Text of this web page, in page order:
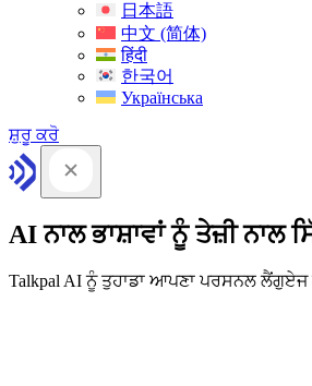
日本語
中文 (简体)
हिंदी
한국어
Українська
ਸ਼ੁਰੂ ਕਰੋ
AI ਨਾਲ ਭਾਸ਼ਾਵਾਂ ਨੂੰ ਤੇਜ਼ੀ ਨਾਲ
Talkpal AI ਨੂੰ ਤੁਹਾਡਾ ਆਪਣਾ ਪਰਸਨਲ ਲੈਂਗੁਏਜ